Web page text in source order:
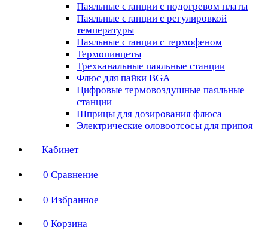
Паяльные станции с подогревом платы
Паяльные станции с регулировкой
температуры
Паяльные станции с термофеном
Термопинцеты
Трехканальные паяльные станции
Флюс для пайки BGA
Цифровые термовоздушные паяльные
станции
Шприцы для дозирования флюса
Электрические оловоотсосы для припоя
Кабинет
0 Сравнение
0 Избранное
0 Корзина